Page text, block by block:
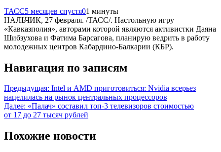
ТАСС5 месяцев спустя01 минуты
НАЛЬЧИК, 27 февраля. /ТАСС/. Настольную игру
«Кавказполия», авторами которой являются активистки Даяна
Шибзухова и Фатима Барсагова, планирую ведрить в работу
молодежных центров Кабардино-Балкарии (КБР).
Навигация по записям
Предыдущая: Intel и AMD приготовиться: Nvidia всерьез
нацелилась на рынок центральных процессоров
Далее: «Палач» составил топ-3 телевизоров стоимостью
от 17 до 27 тысяч рублей
Похожие новости